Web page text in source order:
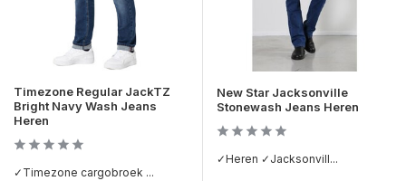
Timezone Regular JackTZ
Bright Navy Wash Jeans
Heren
✓Timezone cargobroek ...
New Star Jacksonville
Stonewash Jeans Heren
✓Heren ✓Jacksonvill...